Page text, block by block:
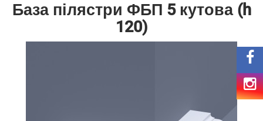
База пілястри ФБП 5 кутова (h
120)